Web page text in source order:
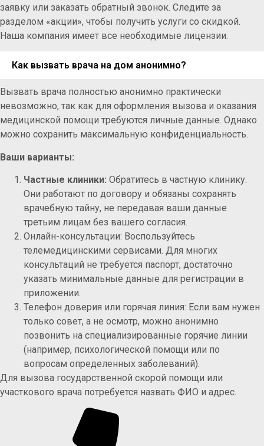
заявку или заказать обратный звонок. Следите за
разделом «акции», чтобы получить услуги со скидкой.
Наша компания имеет все необходимые лицензии.
Как вызвать врача на дом анонимно?
Вызвать врача полностью анонимно практически
невозможно, так как для оформления вызова и оказания
медицинской помощи требуются личные данные. Однако
можно сохранить максимальную конфиденциальность.
Ваши варианты:
Частные клиники: Обратитесь в частную клинику.
Они работают по договору и обязаны сохранять
врачебную тайну, не передавая ваши данные
третьим лицам без вашего согласия.
Онлайн-консультации: Воспользуйтесь
телемедицинскими сервисами. Для многих
консультаций не требуется паспорт, достаточно
указать минимальные данные для регистрации в
приложении.
Телефон доверия или горячая линия: Если вам нужен
только совет, а не осмотр, можно анонимно
позвонить на специализированные горячие линии
(например, психологической помощи или по
вопросам определенных заболеваний).
Для вызова государственной скорой помощи или
участкового врача потребуется назвать ФИО и адрес.